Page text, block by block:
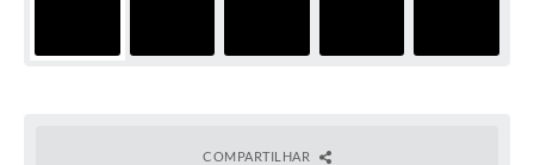
COMPARTILHAR